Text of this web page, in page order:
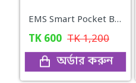
EMS Smart Pocket Body Massager (Rechargeable)
TK 600 TK1,200
অর্ডার করুন